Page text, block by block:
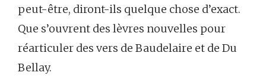
peut-être, diront-ils quelque chose d’exact.
Que s’ouvrent des lèvres nouvelles pour
réarticuler des vers de Baudelaire et de Du
Bellay.